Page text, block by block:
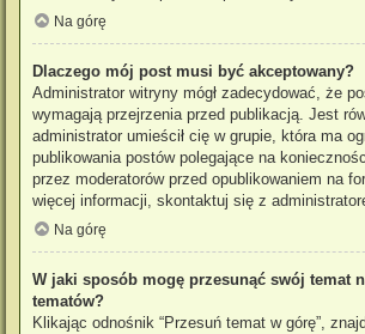
Na górę
Dlaczego mój post musi być akceptowany?
Administrator witryny mógł zadecydować, że
wymagają przejrzenia przed publikacją. Jest
administrator umieścił cię w grupie, która ma
publikowania postów polegające na
przez moderatorów przed opublikowaniem na
więcej informacji, skontaktuj się z
Na górę
W jaki sposób mogę przesunąć swój temat
tematów?
Klikając odnośnik “Przesuń temat w górę”,